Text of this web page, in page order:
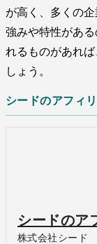
が高く、多くの
強みや特性があ
れるものがあれ
しょう。
シードのアフィ
シードのア
株式会社シード